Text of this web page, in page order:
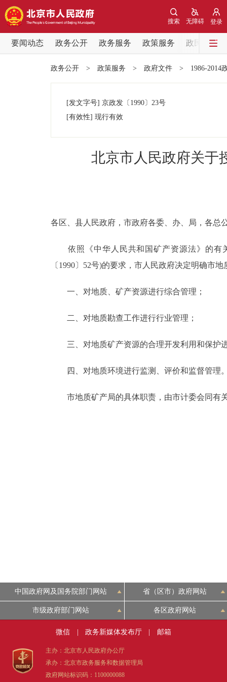
登录
无障碍
搜索
要闻动态 政务公开 政务服务 政策服务
政民互动
党中央精神
政策兑现
决策公开
中介服务
DEUTSCH
ITALIANO
政务公开 > 政策服务 > 政府文件 > 1986-2014
[发文字号] 京政发 〔1990〕 23号
[有效性] 现行有效
北京市人民政府关于
各区、县人民政府，市政府各委、办、局，各总
依照《中华人民共和国矿产资源法》的有
〔1990〕52号)的要求，市人民政府决定明确市
一、对地质、矿产资源进行综合管理；
二、对地质勘查工作进行行业管理；
三、对地质矿产资源的合理开发利用和保护
四、对地质环境进行监测、评价和监督管理
市地质矿产局的具体职责，由市计委会同有
中国政府网及国务院部门网站 省（区市）政府网站
市级政府部门网站 各区政府网站
微信 政务新媒体发布厅 邮箱
主办：北京市人民政府办公厅
承办：北京市政务服务和数据管理局
政府网站标识码：1100000088